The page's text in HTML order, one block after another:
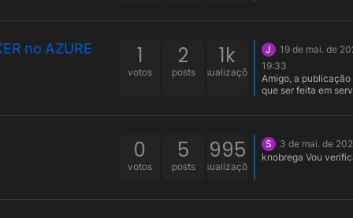
no AZURE
1
votos
2
posts
1k
visualizações
J
19 de mai. de
19:33
Amigo, a publicação
que ser feita em
https://
br/#/
id=versões-
0
votos
5
posts
995
visualizações
S
3 de mai. de
knobrega Vou